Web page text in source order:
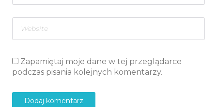
Zapamiętaj moje dane w tej przeglądarce
podczas pisania kolejnych komentarzy.